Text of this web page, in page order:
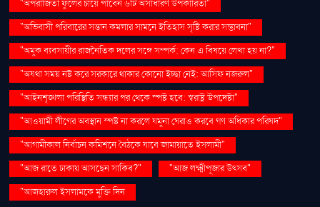
"অপরাজিতা ফুলের চায়ে পাবেন ৬টি অসাধারণ উপকারিতা"
"অভিবাসী পরিবারের সন্তান কমলার সামনে ইতিহাস সৃষ্টি করার সম্ভাবনা"
"অমুক ব্যবসায়ীর রাজনৈতিক দলের সঙ্গে সম্পর্ক: কেন এ বিষয়ে লেখা হয় না?"
"অযথা সময় নষ্ট করে সরকারে থাকার কোনো ইচ্ছা নেই: আসিফ নজরুল"
"আইনশৃঙ্খলা পরিস্থিতি সন্ধ্যার পর থেকে স্পষ্ট হবে: স্বরাষ্ট্র উপদেষ্টা"
"আওয়ামী লীগের অবস্থান স্পষ্ট না করলে যমুনা ঘেরাও করবে গণ অধিকার পরিষদ"
"আগামীকাল নির্বাচন কমিশনে বৈঠকে যাবে জামায়াতে ইসলামী"
"আজ রাতে ঢাকায় আসছেন সাকিব?"
"আজ লক্ষ্মীপূজার উৎসব"
"আজহারুল ইসলামকে মুক্তি দিন